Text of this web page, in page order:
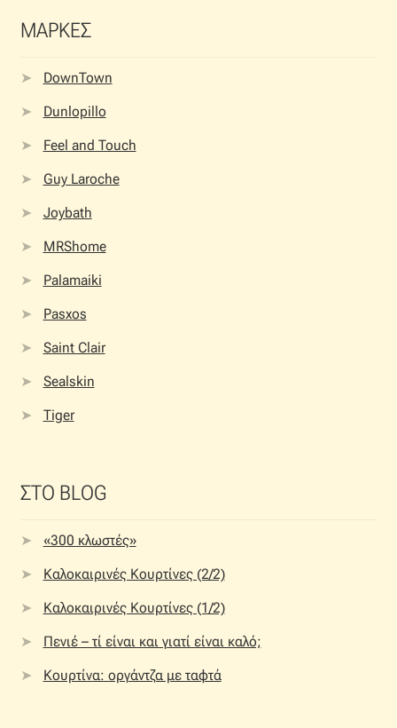
ΜΑΡΚΕΣ
DownTown
Dunlopillo
Feel and Touch
Guy Laroche
Joybath
MRShome
Palamaiki
Pasxos
Saint Clair
Sealskin
Tiger
ΣΤΟ BLOG
«300 κλωστές»
Καλοκαιρινές Κουρτίνες (2/2)
Καλοκαιρινές Κουρτίνες (1/2)
Πενιέ – τί είναι και γιατί είναι καλό;
Κουρτίνα: οργάντζα με ταφτά